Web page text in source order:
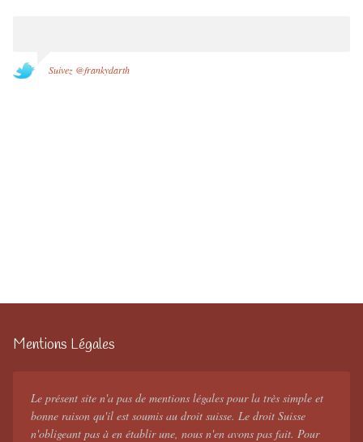
Suivez @frankydarth
Mentions Légales
Le présent site n'a pas de mentions légales pour la très simple et
bonne raison qu'il est soumis au droit suisse. Le droit Suisse
n'obligeant pas à en établir une, nous n'en avons pas fait. Pour